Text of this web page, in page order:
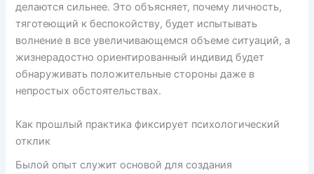
делаются сильнее. Это объясняет, почему личность,
тяготеющий к беспокойству, будет испытывать
волнение в все увеличивающемся объеме ситуаций, а
жизнерадостно ориентированный индивид будет
обнаруживать положительные стороны даже в
непростых обстоятельствах.
Как прошлый практика фиксирует психологический
отклик
Былой опыт служит основой для создания